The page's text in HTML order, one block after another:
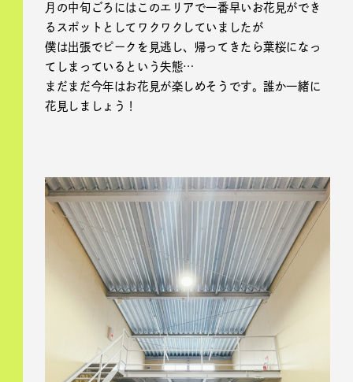
月の中旬ごろにはこのエリアで一番早いお花見ができ
るスポットとしてワクワクしていましたが
僕は出張でピークを見逃し、帰ってきたら葉桜になっ
てしまっているという失態…
まだまだ今年はお花見が楽しめそうです。誰か一緒に
花見しましょう！